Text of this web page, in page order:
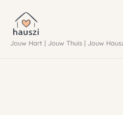
naar
deJouw Hart | Jouw Thuis | Jouw